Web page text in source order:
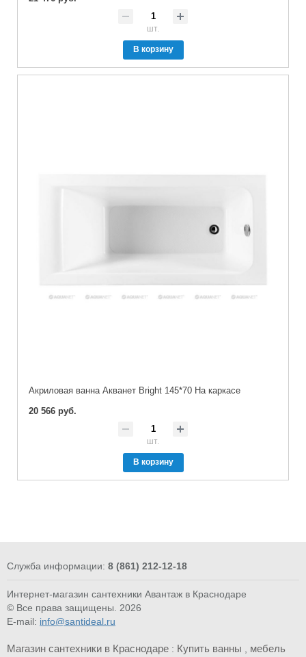
шт.
В корзину
Акриловая ванна Акванет Bright 145*70 На каркасе
20 566 руб.
шт.
В корзину
Служба информации: 8 (861) 212-12-18
Интернет-магазин сантехники Авантаж в Краснодаре
© Все права защищены. 2026
E-mail: info@santideal.ru
Магазин сантехники в Краснодаре : Купить ванны
мебель